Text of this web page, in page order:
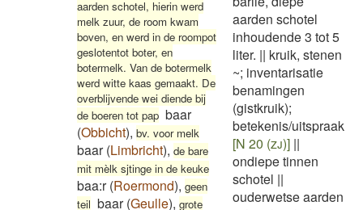
aarden schotel, hierin werd
melk zuur, de room kwam
boven, en werd in de roompot
geslotentot boter, en
botermelk. Van de botermelk
werd witte kaas gemaakt. De
overblijvende wei diende bij
de boeren tot pap baar
(Obbicht), bv. voor melk
baar(Limbricht), de bare
mit mèlk sjtinge in de keuke
baa:r(Roermond), geen
teil baar(Geulle), grote
aarden schotel
inhoudende 3 tot 5
liter. || kruik, stenen
~; inventarisatie
benamingen
(gistkruik);
betekenis/uitspraak
[N 20 (zj)] ||
ondiepe tinnen
schotel ||
ouderwetse aarden